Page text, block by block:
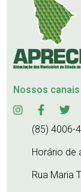
Nossos canais
(85) 4006-
Horário de
Rua Maria